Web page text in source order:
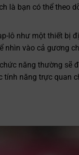
là bạn có thể theo
lô như một thiết bị
nhìn vào cả gương
năng thường sẽ
tính năng trực quan